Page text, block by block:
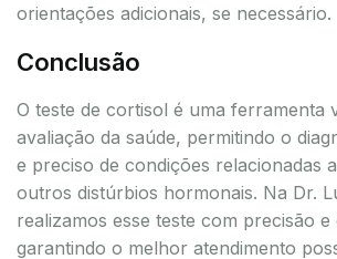
orientações adicionais, se necessário.
Conclusão
O teste de cortisol é uma ferramenta
avaliação da saúde, permitindo o
e preciso de condições relacionadas
outros distúrbios hormonais. Na Dr.
realizamos esse teste com precisão e
garantindo o melhor atendimento